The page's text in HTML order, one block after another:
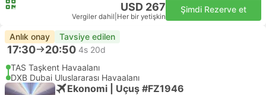
USD 267
Vergiler dahil Her bir yetişkin
Şimdi Rezerve et
Anlık onay Tavsiye edilen
17:30 20:50 4s 20d
TAS Taşkent Havaalanı
DXB Dubai Uluslararası Havaalanı
Ekonomi | Uçuş #FZ1946